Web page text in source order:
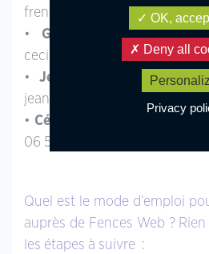
frenee@orange.fr
• Gilles Hazout(Nord)
cecile.hazout@sfr.fr
• Jean Drexler
(Sud Est)
jean.drexler@bbox.fr
• Céline et Jean Baptiste
06 50 20 73 48 –
Quel est le mode d’emploi
auprès de Fences Web ?
les étapes à suivre :
OK,
Deny all
Privacy